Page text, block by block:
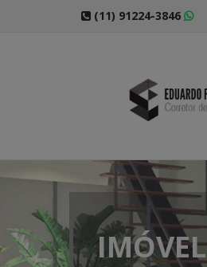
(11) 91224-3846
IMÓVEL